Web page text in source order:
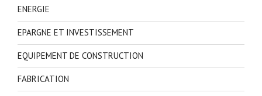
ENERGIE
EPARGNE ET INVESTISSEMENT
EQUIPEMENT DE CONSTRUCTION
FABRICATION